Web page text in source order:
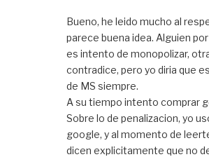
Bueno, he leido mucho al
parece buena idea. Alguien
es intento de monopolizar,
contradice, pero yo diria que
de MS siempre.
A su tiempo intento comprar
Sobre lo de penalizacion, yo
google, y al momento de
dicen explicitamente que no